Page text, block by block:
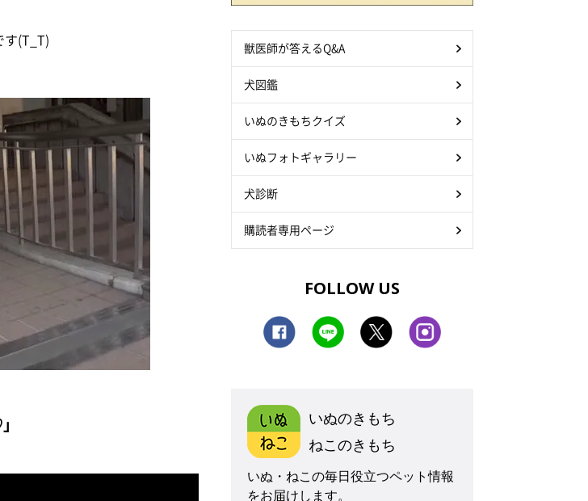
(T_T) 獣医師が答えるQ&A
犬図鑑
いぬのきもちクイズ
いぬフォトギャラリー
犬診断
購読者専用ページ
FOLLOW US
いぬのきもち
ねこのきもち
いぬ・ねこの毎日役立つペット情報
をお届けします。